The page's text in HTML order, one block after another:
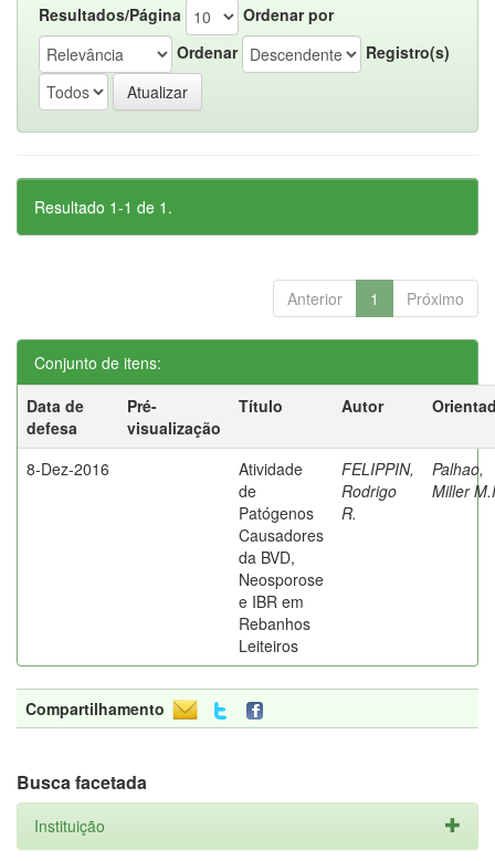
Resultados/Página
Ordenar por
Ordenar
Registro(s)
Resultado 1-1 de 1.
Anterior 1 Próximo
Conjunto de itens:
Data de
defesa
Pré-
visualização
Título Autor
8-Dez-2016
Atividade
de
Patógenos
Causadores
da BVD,
Neosporose
e IBR em
Rebanhos
Leiteiros
FELIPPIN,
Rodrigo
R.
Palhao,
Miller
Compartilhamento
Busca facetada
Instituição